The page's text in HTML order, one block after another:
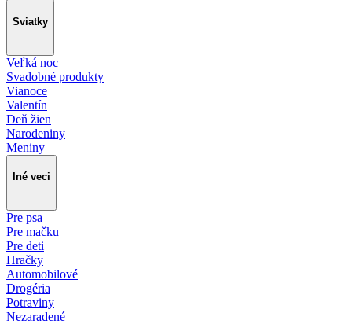
Sviatky
Veľká noc
Svadobné produkty
Vianoce
Valentín
Deň žien
Narodeniny
Meniny
Iné veci
Pre psa
Pre mačku
Pre deti
Hračky
Automobilové
Drogéria
Potraviny
Nezaradené